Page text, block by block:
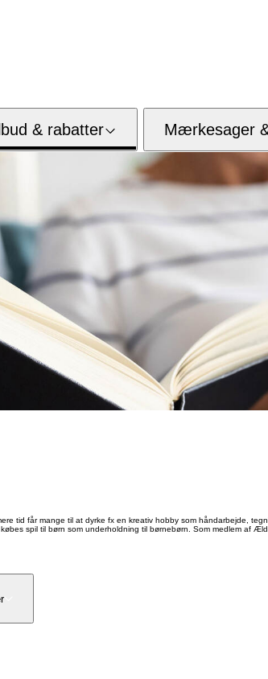
& rabatter Mærkesager
tid får mange til at dyrke fx en kreativ hobby som håndarbejde,
spil til børn som underholdning til børnebørn. Som medlem af